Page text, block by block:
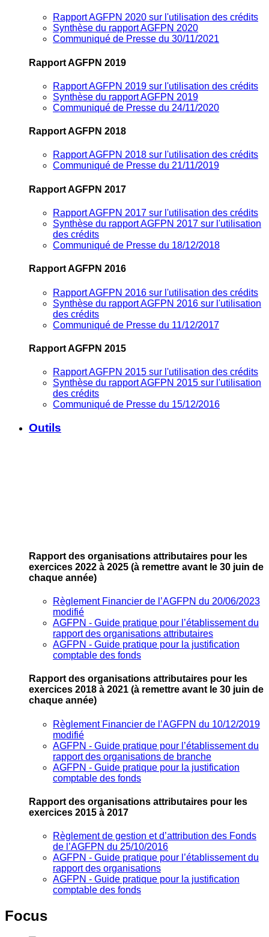
Rapport AGFPN 2020 sur l'utilisation des crédits
Synthèse du rapport AGFPN 2020
Communiqué de Presse du 30/11/2021
Rapport AGFPN 2019
Rapport AGFPN 2019 sur l'utilisation des crédits
Synthèse du rapport AGFPN 2019
Communiqué de Presse du 24/11/2020
Rapport AGFPN 2018
Rapport AGFPN 2018 sur l'utilisation des crédits
Communiqué de Presse du 21/11/2019
Rapport AGFPN 2017
Rapport AGFPN 2017 sur l'utilisation des crédits
Synthèse du rapport AGFPN 2017 sur l'utilisation
des crédits
Communiqué de Presse du 18/12/2018
Rapport AGFPN 2016
Rapport AGFPN 2016 sur l'utilisation des crédits
Synthèse du rapport AGFPN 2016 sur l'utilisation
des crédits
Communiqué de Presse du 11/12/2017
Rapport AGFPN 2015
Rapport AGFPN 2015 sur l'utilisation des crédits
Synthèse du rapport AGFPN 2015 sur l'utilisation
des crédits
Communiqué de Presse du 15/12/2016
Outils
Rapport des organisations attributaires pour les
exercices 2022 à 2025 (à remettre avant le 30 juin de
chaque année)
Règlement Financier de l’AGFPN du 20/06/2023
modifié
AGFPN ‐ Guide pratique pour l’établissement du
rapport des organisations attributaires
AGFPN ‐ Guide pratique pour la justification
comptable des fonds
Rapport des organisations attributaires pour les
exercices 2018 à 2021 (à remettre avant le 30 juin de
chaque année)
Règlement Financier de l’AGFPN du 10/12/2019
modifié
AGFPN ‐ Guide pratique pour l’établissement du
rapport des organisations de branche
AGFPN ‐ Guide pratique pour la justification
comptable des fonds
Rapport des organisations attributaires pour les
exercices 2015 à 2017
Règlement de gestion et d’attribution des Fonds
de l’AGFPN du 25/10/2016
AGFPN ‐ Guide pratique pour l’établissement du
rapport des organisations
AGFPN ‐ Guide pratique pour la justification
comptable des fonds
Focus